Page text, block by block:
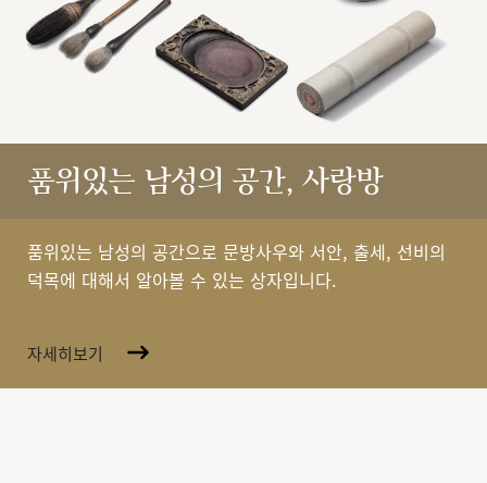
품위있는 남성의 공간, 사랑방
품위있는 남성의 공간으로 문방사우와 서안, 출세, 선비의
덕목에 대해서 알아볼 수 있는 상자입니다.
자세히보기